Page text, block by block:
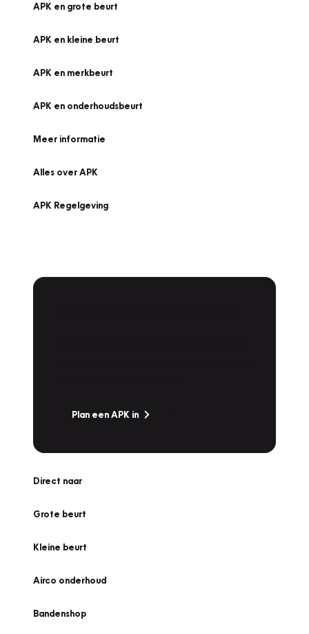
APK en grote beurt
APK en kleine beurt
APK en merkbeurt
APK en onderhoudsbeurt
Meer informatie
Alles over APK
APK Regelgeving
Plan een APK in
Direct naar
Grote beurt
Kleine beurt
Airco onderhoud
Bandenshop